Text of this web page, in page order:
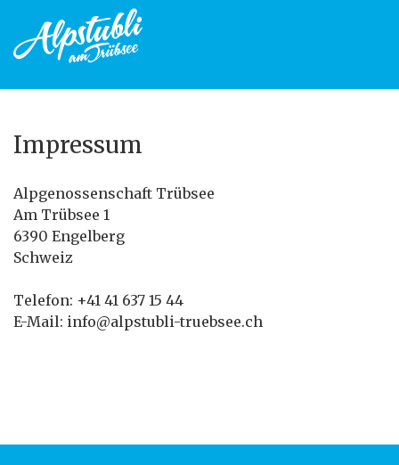
Impressum
Alpgenossenschaft Trübsee
Am Trübsee 1
6390 Engelberg
Schweiz
Telefon: +41 41 637 15 44
E-Mail: info@alpstubli-truebsee.ch